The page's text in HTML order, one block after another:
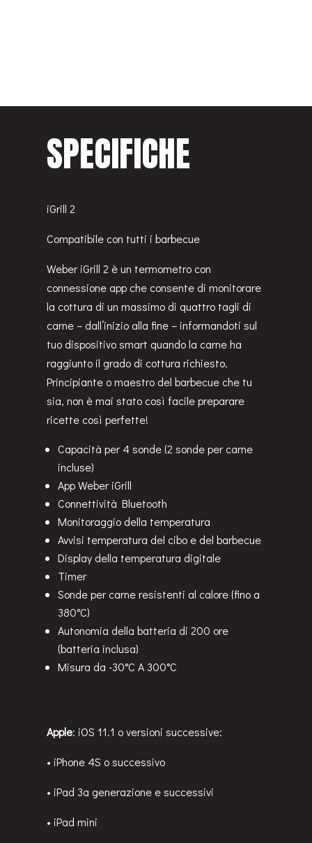
SPECIFICHE
iGrill 2
Compatibile con tutti i barbecue
Weber iGrill 2 è un termometro con
connessione app che consente di monitorare
la cottura di un massimo di quattro tagli di
carne – dall’inizio alla fine – informandoti sul
tuo dispositivo smart quando la carne ha
raggiunto il grado di cottura richiesto.
Principiante o maestro del barbecue che tu
sia, non è mai stato così facile preparare
ricette così perfette!
Capacità per 4 sonde (2 sonde per carne
incluse)
App Weber iGrill
Connettività Bluetooth
Monitoraggio della temperatura
Avvisi temperatura del cibo e del barbecue
Display della temperatura digitale
Timer
Sonde per carne resistenti al calore (fino a
380°C)
Autonomia della batteria di 200 ore
(batteria inclusa)
Misura da -30°C A 300°C
Apple: iOS 11.1 o versioni successive:
• iPhone 4S o successivo
• iPad 3a generazione e successivi
• iPad mini